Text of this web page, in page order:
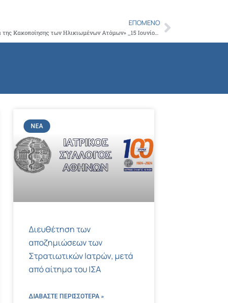
ΕΠΌΜΕΝΟ
Παγκόσμια Ημέρα Ευαισθητοποίησης κατά της Κακοποίησης των Ηλικιωμένων Ατόμων» _15 Ιουνίου 2016» (World Elder Abuse Awareness Day WEAAD)Next
ΝΈΑ
Διευθέτηση των
αποζημιώσεων των
Στρατιωτικών Ιατρών, μετά
από αίτημα του ΙΣΑ
ΔΙΑΒΑΣΤΕ ΠΕΡΙΣΣΌΤΕΡΑ »